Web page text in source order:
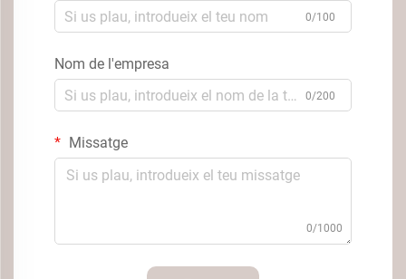
0/100
Nom de l'empresa
0/200
Missatge
0/1000